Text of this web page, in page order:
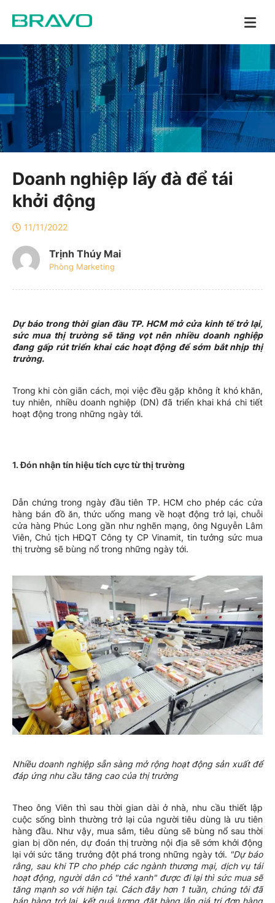
Doanh nghiệp lấy đà để tái
khởi động
11/11/2022
Trịnh Thúy Mai
Phòng Marketing
Dự báo trong thời gian đầu TP. HCM mở cửa kinh tế trở lại,
sức mua thị trường sẽ tăng vọt nên nhiều doanh nghiệp
đang gấp rút triển khai các hoạt động để sớm bắt nhịp thị
trường.
Trong khi còn giãn cách, mọi việc đều gặp không ít khó khăn,
tuy nhiên, nhiều doanh nghiệp (DN) đã triển khai khá chi tiết
hoạt động trong những ngày tới.
1. Đón nhận tín hiệu tích cực từ thị trường
Dẫn chứng trong ngày đầu tiên TP. HCM cho phép các cửa
hàng bán đồ ăn, thức uống mang về hoạt động trở lại, chuỗi
cửa hàng Phúc Long gần như nghẽn mạng, ông Nguyễn Lâm
Viên, Chủ tịch HĐQT Công ty CP Vinamit, tin tưởng sức mua
thị trường sẽ bùng nổ trong những ngày tới.
Nhiều doanh nghiệp sẵn sàng mở rộng hoạt động sản xuất để
đáp ứng nhu cầu tăng cao của thị trường
Theo ông Viên thì sau thời gian dài ở nhà, nhu cầu thiết lập
cuộc sống bình thường trở lại của người tiêu dùng là ưu tiên
hàng đầu. Như vậy, mua sắm, tiêu dùng sẽ bùng nổ sau thời
gian bị dồn nén, dự đoán thị trường nội địa sẽ sớm khởi động
lại với sức tăng trưởng đột phá trong những ngày tới. "Dự báo
rằng, sau khi TP cho phép các ngành thương mại, dịch vụ tái
hoạt động, người dân có "thẻ xanh" được đi lại thì sức mua sẽ
tăng mạnh so với hiện tại. Cách đây hơn 1 tuần, chúng tôi đã
bán hàng trở lại, kết quả lượng đặt hàng lẫn giá trị đơn hàng